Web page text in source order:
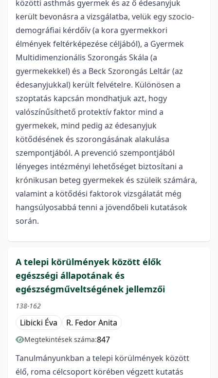
közötti asthmás gyermek és az ő édesanyjuk
került bevonásra a vizsgálatba, velük egy szocio-
demográfiai kérdőív (a kora gyermekkori
élmények feltérképezése céljából), a Gyermek
Multidimenzionális Szorongás Skála (a
gyermekekkel) és a Beck Szorongás Leltár (az
édesanyjukkal) került felvételre. Különösen a
szoptatás kapcsán mondhatjuk azt, hogy
valószínűsíthető protektív faktor mind a
gyermekek, mind pedig az édesanyjuk
kötődésének és szorongásának alakulása
szempontjából. A prevenció szempontjából
lényeges intézményi lehetőséget biztosítani a
krónikusan beteg gyermekek és szüleik számára,
valamint a kötődési faktorok vizsgálatát még
hangsúlyosabbá tenni a jövendőbeli kutatások
során.
A telepi körülmények között élők
egészségi állapotának és
egészségműveltségének jellemzői
138-162
Libicki Éva R. Fedor Anita
Megtekintések száma:847
Tanulmányunkban a telepi körülmények között
élő, roma célcsoport körében végzett kutatás